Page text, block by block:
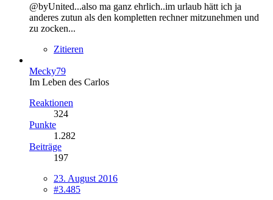
@byUnited...also ma ganz ehrlich..im urlaub hätt ich ja
anderes zutun als den kompletten rechner mitzunehmen und
zu zocken...
Zitieren
Mecky79
Im Leben des Carlos
Reaktionen
324
Punkte
1.282
Beiträge
197
23. August 2016
#3.485